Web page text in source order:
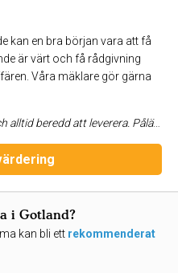
kan en bra början vara att få
är värt och få rådgivning
Våra mäklare gör gärna
leverera. Påläst engagerad och varmt rekommenderad!!
i Gotland?
kan bli ett rekommenderat